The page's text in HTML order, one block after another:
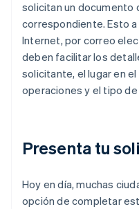
solicitan un documento
correspondiente. Esto
Internet, por correo
deben facilitar los
solicitante, el lugar en
operaciones y el tipo
Presenta tu
Hoy en día, muchas
opción de completar